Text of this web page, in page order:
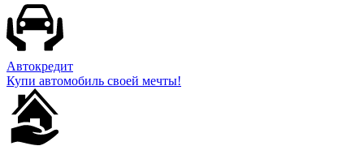
Автокредит
Купи автомобиль своей мечты!